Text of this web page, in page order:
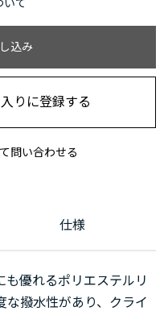
込み
問い合わせる
りに登録する
いて
仕様
優れるポリエステルリ
な撥水性があり、クライ